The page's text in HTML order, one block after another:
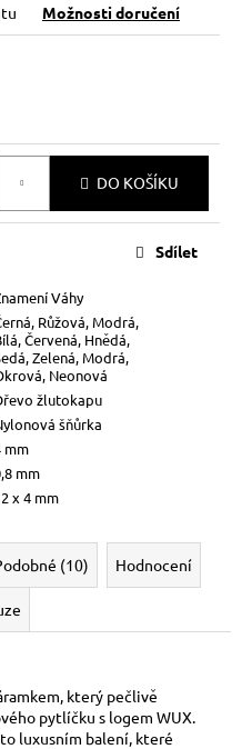
Možnosti doručení
DO KOŠÍKU
Váhy
Růžová, Modrá,
Červená, Hnědá,
Zelená, Modrá,
Neonová
žlutokapu
šňůrka
mm
mm
x 4 mm
Sdílet
(10) Hodnocení
který pečlivě
pytlíčku s logem WUX.
luxusním balení, které